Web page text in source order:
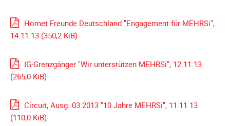
Gewerbliche
Förderer
+
Infokarte
auf
Motorradfahrer
Hornet Freunde Deutschland "Engagement für MEHRSi",
14.11.13 (350,2 KiB)
IG-Grenzgänger "Wir unterstützen MEHRSi", 12.11.13
(265,0 KiB)
Circuit, Ausg. 03.2013 "10 Jahre MEHRSi", 11.11.13
(110,0 KiB)